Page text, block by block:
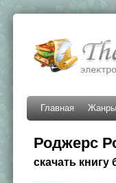
Главная Жанры
Роджерс
скачать книгу